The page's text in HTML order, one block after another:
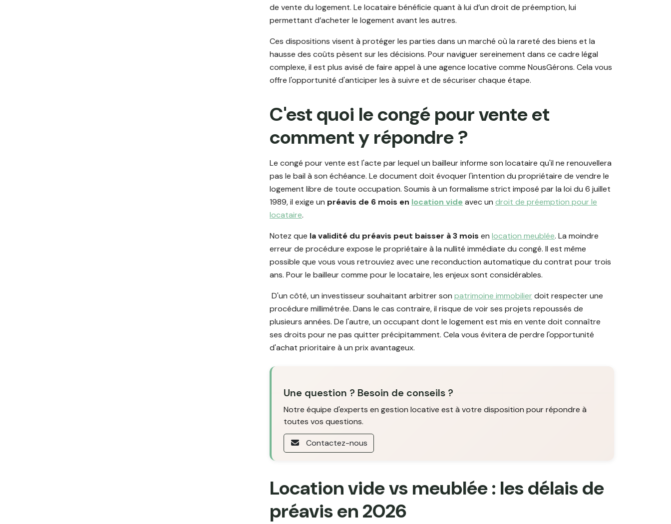
de vente du logement. Le locataire bénéficie quant à lui d’un droit de préemption, lui
permettant d’acheter le logement avant les autres.
Ces dispositions visent à protéger les parties dans un marché où la rareté des biens et la
hausse des coûts pèsent sur les décisions. Pour naviguer sereinement dans ce cadre légal
complexe, il est plus avisé de faire appel à une agence locative comme NousGérons. Cela vous
offre l'opportunité d'anticiper les à suivre et de sécuriser chaque étape.
C'est quoi le congé pour vente et
comment y répondre ?
Le congé pour vente est l'acte par lequel un bailleur informe son locataire qu'il ne renouvellera
pas le bail à son échéance. Le document doit évoquer l'intention du propriétaire de vendre le
logement libre de toute occupation. Soumis à un formalisme strict imposé par la loi du 6 juillet
1989, il exige un préavis de 6 mois en location vide avec un droit de préemption pour le
locataire.
Notez que la validité du préavis peut baisser à 3 mois en location meublée. La moindre
erreur de procédure expose le propriétaire à la nullité immédiate du congé. Il est même
possible que vous vous retrouviez avec une reconduction automatique du contrat pour trois
ans. Pour le bailleur comme pour le locataire, les enjeux sont considérables.
D'un côté, un investisseur souhaitant arbitrer son patrimoine immobilier doit respecter une
procédure millimétrée. Dans le cas contraire, il risque de voir ses projets repoussés de
plusieurs années. De l'autre, un occupant dont le logement est mis en vente doit connaître
ses droits pour ne pas quitter précipitamment. Cela vous évitera de perdre l'opportunité
d'achat prioritaire à un prix avantageux.
Une question ? Besoin de conseils ?
Notre équipe d'experts en gestion locative est à votre disposition pour répondre à
toutes vos questions.
Contactez-nous
Location vide vs meublée : les délais de
préavis en 2026